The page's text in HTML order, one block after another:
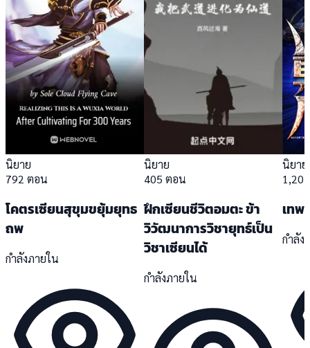
นิยาย
792 ตอน
โคตรเซียนสุขุมขยุ้มยุทธ
ถพ
กำลังภายใน
นิยาย
405 ตอน
ฝึกเซียนชีวิตอมตะ ข้า
วิวัฒนาการวิชายุทธ์เป็น
วิชาเซียนได้
กำลังภายใน
นิยาย
เทพ
กำลัง